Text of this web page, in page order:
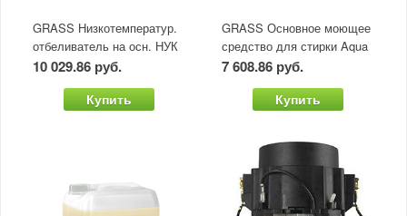
GRASS Низкотемператур.
отбеливатель на осн. НУК
Cold White (канистра 20л)
10 029.86 руб.
Купить
GRASS Основное моющее
средство для стирки Aqua
Boost (канистра 20л)
7 608.86 руб.
Купить